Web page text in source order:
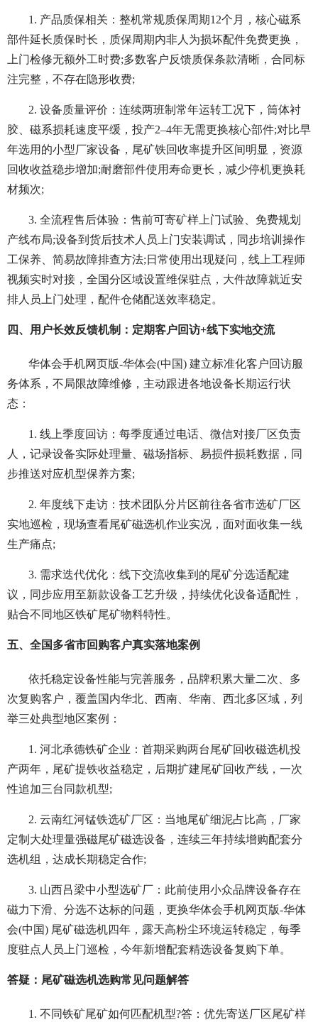
1. 产品质保相关：整机常规质保周期12个月，核心磁系
部件延长质保时长，质保周期内非人为损坏配件免费更换，
上门检修无额外工时费;多数客户反馈质保条款清晰，合同标
注完整，不存在隐形收费;
2. 设备质量评价：连续两班制常年运转工况下，筒体衬
胶、磁系损耗速度平缓，投产2–4年无需更换核心部件;对比早
年选用的小型厂家设备，尾矿铁回收率提升区间明显，资源
回收收益稳步增加;耐磨部件使用寿命更长，减少停机更换耗
材频次;
3. 全流程售后体验：售前可寄矿样上门试验、免费规划
产线布局;设备到货后技术人员上门安装调试，同步培训操作
工保养、简易故障排查方法;日常使用出现疑问，线上工程师
视频实时对接，全国分区域设置维保驻点，大件故障就近安
排人员上门处理，配件仓储配送效率稳定。
四、用户长效反馈机制：定期客户回访+线下实地交流
华体会手机网页版-华体会(中国) 建立标准化客户回访服
务体系，不局限故障维修，主动跟进各地设备长期运行状
态：
1. 线上季度回访：每季度通过电话、微信对接厂区负责
人，记录设备实际处理量、磁场指标、易损件损耗数据，同
步推送对应机型保养方案;
2. 年度线下走访：技术团队分片区前往各省市选矿厂区
实地巡检，现场查看尾矿磁选机作业实况，面对面收集一线
生产痛点;
3. 需求迭代优化：线下交流收集到的尾矿分选适配建
议，同步应用至新款设备工艺升级，持续优化设备适配性，
贴合不同地区铁矿尾矿物料特性。
五、全国多省市回购客户真实落地案例
依托稳定设备性能与完善服务，品牌积累大量二次、多
次复购客户，覆盖国内华北、西南、华南、西北多区域，列
举三处典型地区案例：
1. 河北承德铁矿企业：首期采购两台尾矿回收磁选机投
产两年，尾矿提铁收益稳定，后期扩建尾矿回收产线，一次
性追加三台同款机型;
2. 云南红河锰铁选矿厂区：当地尾矿细泥占比高，厂家
定制大处理量强磁尾矿磁选设备，连续三年持续增购配套分
选机组，达成长期稳定合作;
3. 山西吕梁中小型选矿厂：此前使用小众品牌设备存在
磁力下滑、分选不达标的问题，更换华体会手机网页版-华体
会(中国) 尾矿磁选机四年，露天高粉尘环境运转稳定，每季
度驻点人员上门巡检，今年新增配套精选设备复购下单。
答疑：尾矿磁选机选购常见问题解答
1. 不同铁矿尾矿如何匹配机型?答：优先寄送厂区尾矿样